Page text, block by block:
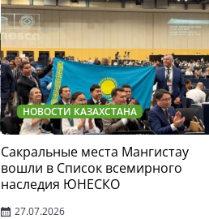
НОВОСТИ КАЗАХСТАНА
Сакральные места Мангистау
вошли в Список всемирного
наследия ЮНЕСКО
27.07.2026